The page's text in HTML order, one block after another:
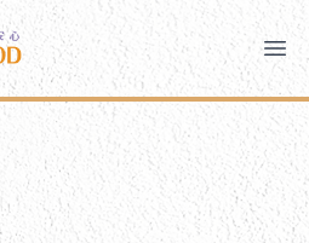
プ
デマンド
装なら創業100年の安心 ペイン
デマンド